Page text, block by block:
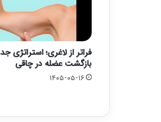
فراتر از لاغری؛ استراتژی
بازگشت عضله در چاقی
۱۴۰۵-۰۵-۱۶